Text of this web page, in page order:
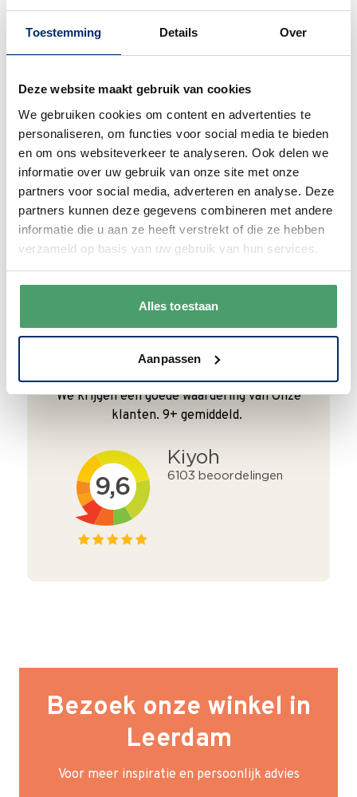
Toestemming Details Over
Deze website maakt gebruik van cookies
We gebruiken cookies om content en advertenties te
personaliseren, om functies voor social media te bieden
en om ons websiteverkeer te analyseren. Ook delen we
informatie over uw gebruik van onze site met onze
partners voor social media, adverteren en analyse. Deze
partners kunnen deze gegevens combineren met andere
informatie die u aan ze heeft verstrekt of die ze hebben
verzameld op basis van uw gebruik van hun services.
Alles toestaan
Aanpassen
gewoon. We zijn bereikbaar vanmaandag
t/m vrijdag van 9:00 - 17:00
Duurzaam
We verpakken onze producten zorgvuldig
en duurzaam met hergebruikt karton en
papier.Vanaf € 55,- wordt jouw bestelling
Goede waardering
We krijgen een goede waardering van Onze
klanten. 9+ gemiddeld.
Bezoek onze winkel in
Leerdam
Voor meer inspiratie en persoonlijk advies